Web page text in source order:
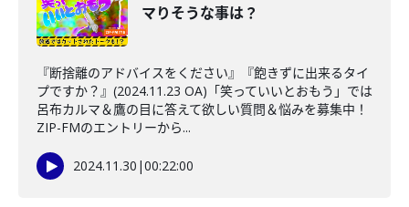
マりそうな事は？
『断捨離のアドバイスをください』『飽きずに出来るタイ
プですか？』(2024.11.23 OA)「笑っていいとおもう」では
呂布カルマ＆鷹の目に答えて欲しい質問＆悩みを募集中！
ZIP-FMのエントリーから...
2024.11.30 |00:22:00